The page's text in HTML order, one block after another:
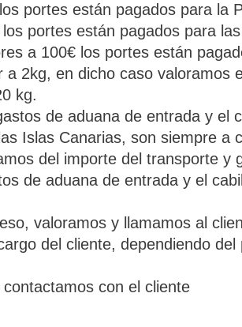
portes están pagados para la
portes están pagados para
a 100€ los portes están
2kg, en dicho caso valoramos
kg.
de aduana de entrada y el
Islas Canarias, son siempre
del importe del transporte y
de aduana de entrada y el
valoramos y llamamos al
del cliente, dependiendo del
con el cliente